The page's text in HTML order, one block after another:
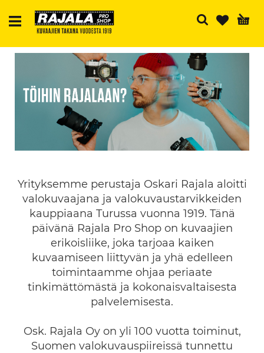
Yrityksemme perustaja Oskari Rajala aloitti
valokuvaajana ja valokuvaustarvikkeiden
kauppiaana Turussa vuonna 1919. Tänä
päivänä Rajala Pro Shop on kuvaajien
erikoisliike, joka tarjoaa kaiken
kuvaamiseen liittyvän ja yhä edelleen
toimintaamme ohjaa periaate
tinkimättömästä ja kokonaisvaltaisesta
palvelemisesta.
Osk. Rajala Oy on yli 100 vuotta toiminut,
Suomen valokuvauspiireissä tunnettu